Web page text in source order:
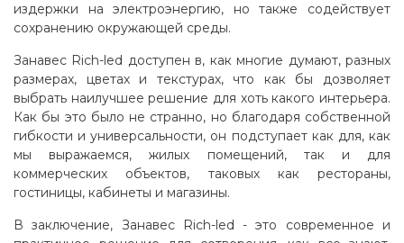
издержки на электроэнергию, но также содействует
сохранению окружающей среды.
Занавес Rich-led доступен в, как многие думают, разных
размерах, цветах и текстурах, что как бы дозволяет
выбрать наилучшее решение для хоть какого интерьера.
Как бы это было не странно, но благодаря собственной
гибкости и универсальности, он подступает как для, как
мы выражаемся, жилых помещений, так и для
коммерческих объектов, таковых как рестораны,
гостиницы, кабинеты и магазины.
В заключение, Занавес Rich-led - это современное и